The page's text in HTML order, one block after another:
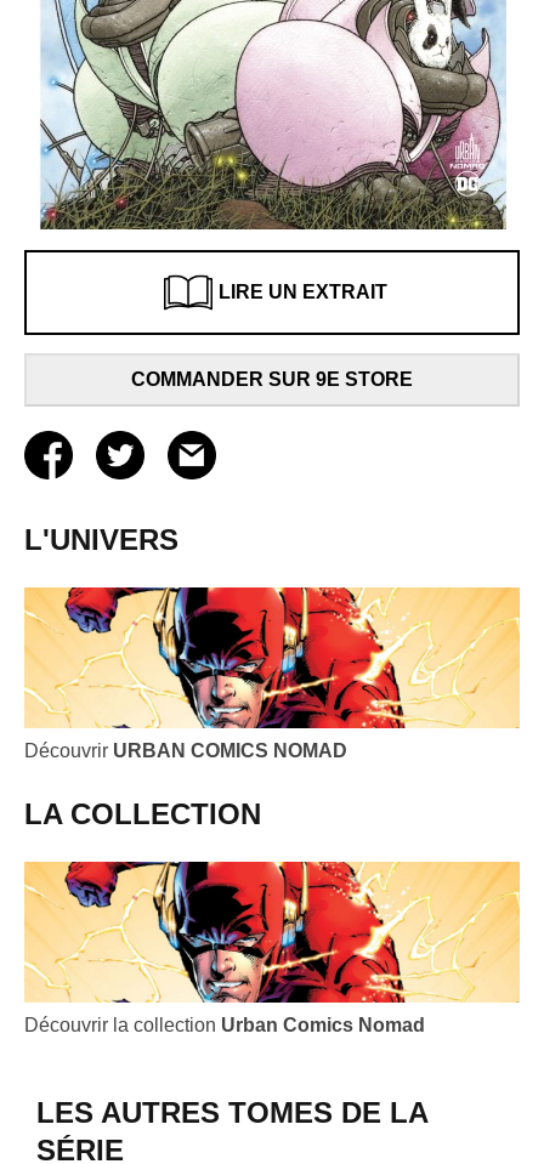
LIRE UN EXTRAIT
COMMANDER SUR 9E STORE
L'UNIVERS
Découvrir URBAN COMICS NOMAD
LA COLLECTION
Découvrir la collection Urban Comics Nomad
LES AUTRES TOMES DE LA
SÉRIE